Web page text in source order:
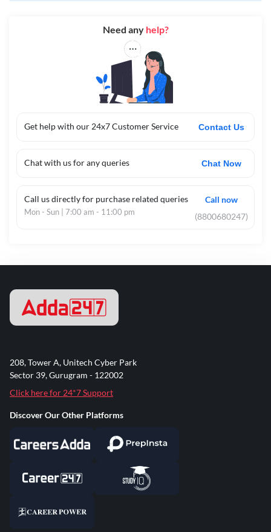
Get help with our 24x7 Customer Service Contact Us
Chat with us for any queries Chat Now
Call us directly for purchase related queries
Mon - Sun | 7:00 am - 11:00 pm
Call now
(8800680247)
Need any help?
208, Tower A, Unitech Cyber Park
Sector 39, Gurugram - 122002
Click here for 24*7 Support
Discover Our Other Platforms